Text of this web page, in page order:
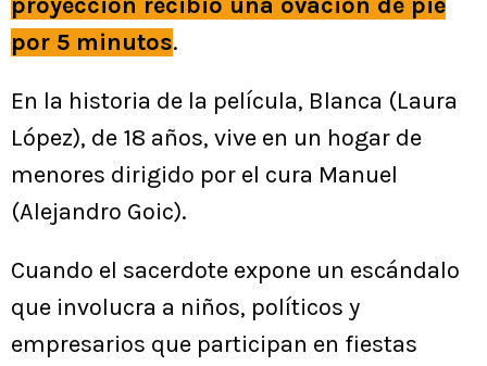
proyección recibió una ovación de pie
por 5 minutos.
En la historia de la película, Blanca (Laura
López), de 18 años, vive en un hogar de
menores dirigido por el cura Manuel
(Alejandro Goic).
Cuando el sacerdote expone un escándalo
que involucra a niños, políticos y
empresarios que participan en fiestas